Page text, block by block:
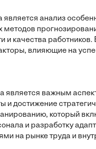
анализ
и качества
влияющие на
является важным
и достижение
который
и разработку
на рынке труда и